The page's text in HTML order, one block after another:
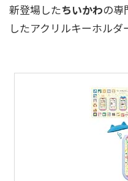
新登場したちいかわの専
したアクリルキーホルダ